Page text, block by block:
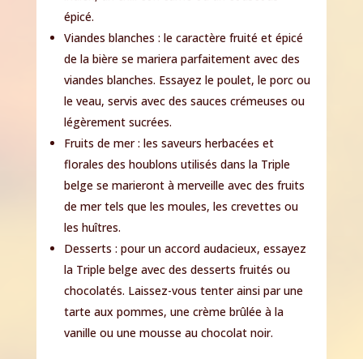
épicé.
Viandes blanches : le caractère fruité et épicé
de la bière se mariera parfaitement avec des
viandes blanches. Essayez le poulet, le porc ou
le veau, servis avec des sauces crémeuses ou
légèrement sucrées.
Fruits de mer : les saveurs herbacées et
florales des houblons utilisés dans la Triple
belge se marieront à merveille avec des fruits
de mer tels que les moules, les crevettes ou
les huîtres.
Desserts : pour un accord audacieux, essayez
la Triple belge avec des desserts fruités ou
chocolatés. Laissez-vous tenter ainsi par une
tarte aux pommes, une crème brûlée à la
vanille ou une mousse au chocolat noir.